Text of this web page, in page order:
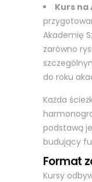
Kurs na
Akademię
zarówno
do roku
Każda
podstawą
budujący
Format
Kursy